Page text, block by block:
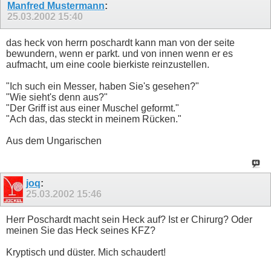
Manfred Mustermann:
25.03.2002 15:40
das heck von herrn poschardt kann man von der seite
bewundern, wenn er parkt. und von innen wenn er es
aufmacht, um eine coole bierkiste reinzustellen.
"Ich such ein Messer, haben Sie's gesehen?"
"Wie sieht's denn aus?"
"Der Griff ist aus einer Muschel geformt."
"Ach das, das steckt in meinem Rücken."
Aus dem Ungarischen
joq:
25.03.2002 15:46
Herr Poschardt macht sein Heck auf? Ist er Chirurg? Oder
meinen Sie das Heck seines KFZ?
Kryptisch und düster. Mich schaudert!